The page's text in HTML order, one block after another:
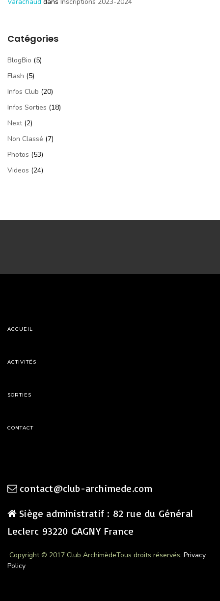
Catégories
BlogBio (5)
Flash (5)
Infos Club (20)
Infos Sorties (18)
Next(2)
Non Classé (7)
Photos (53)
Videos (24)
ACCUEIL
ACTIVITÉS
SORTIES
CONTACT
contact@club-archimede.com
Siège administratif : 82 rue du Général
Leclerc 93220 GAGNY France
Copyright © 2017 Club ArchimèdeTous droits réservés. Privacy
Policy